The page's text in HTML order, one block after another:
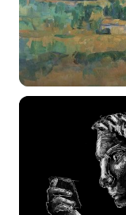
选择图片